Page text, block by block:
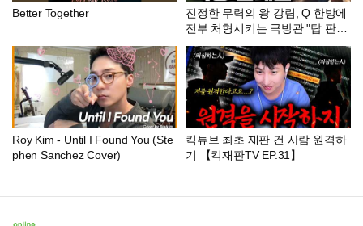
Better Together
진정한 무력의 왕 강림, Q 한방에
전부 처형시키는 극방관 "탑 판테
온"
Roy Kim - Until I Found You (Ste
phen Sanchez Cover)
킥튜브 최초 재판 건 사람 원격하
기 【킥재판TV EP.31】